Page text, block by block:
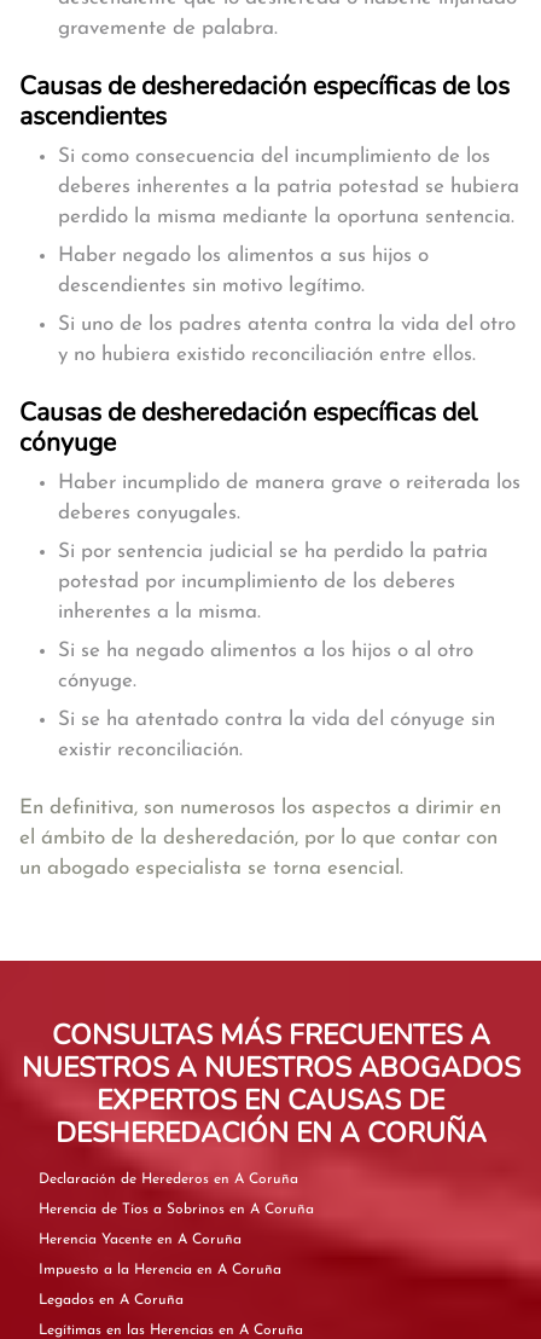
gravemente de palabra.
Causas de desheredación específicas de los
ascendientes
Si como consecuencia del incumplimiento de los
deberes inherentes a la patria potestad se hubiera
perdido la misma mediante la oportuna sentencia.
Haber negado los alimentos a sus hijos o
descendientes sin motivo legítimo.
Si uno de los padres atenta contra la vida del otro
y no hubiera existido reconciliación entre ellos.
Causas de desheredación específicas del
cónyuge
Haber incumplido de manera grave o reiterada los
deberes conyugales.
Si por sentencia judicial se ha perdido la patria
potestad por incumplimiento de los deberes
inherentes a la misma.
Si se ha negado alimentos a los hijos o al otro
cónyuge.
Si se ha atentado contra la vida del cónyuge sin
existir reconciliación.
En definitiva, son numerosos los aspectos a dirimir en
el ámbito de la desheredación, por lo que contar con
un abogado especialista se torna esencial.
CONSULTAS MÁS FRECUENTES A
NUESTROS A NUESTROS ABOGADOS
EXPERTOS EN CAUSAS DE
DESHEREDACIÓN EN A CORUÑA
Declaración de Herederos en A Coruña
Herencia de Tíos a Sobrinos en A Coruña
Herencia Yacente en A Coruña
Impuesto a la Herencia en A Coruña
Legados en A Coruña
Legítimas en las Herencias en A Coruña